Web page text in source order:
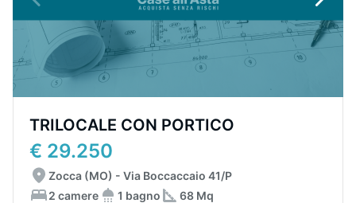
TRILOCALE CON PORTICO
€ 29.250
Zocca (MO) - Via Boccaccaio 41/P
2 camere
1 bagno 68 Mq